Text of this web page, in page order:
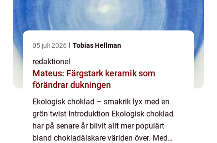
05 juli 2026 Tobias Hellman
redaktionel
Mateus: Färgstark keramik som
förändrar dukningen
Ekologisk choklad – smakrik lyx med en
grön twist Introduktion Ekologisk choklad
har på senare år blivit allt mer populärt
bland chokladälskare världen över. Med